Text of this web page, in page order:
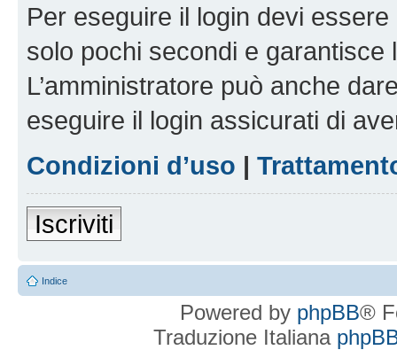
Per eseguire il login devi
solo pochi secondi e garantisce
L’amministratore può anche
eseguire il login assicurati di
Condizioni d’uso |
Iscriviti
Indice
Powered by phpBB®
Traduzione Italiana